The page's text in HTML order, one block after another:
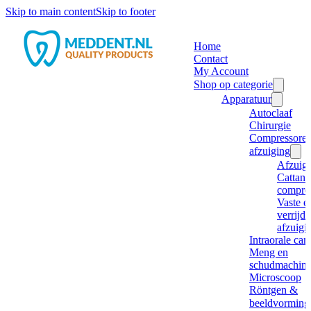
Skip to main contentSkip to footer
Home
Contact
My Account
Shop op categorie
Apparatuur
Autoclaaf
Chirurgie
afzuiging
Cattani
Vaste
Intraorale
Meng en
Microscoop
Röntgen &
beeldvorming